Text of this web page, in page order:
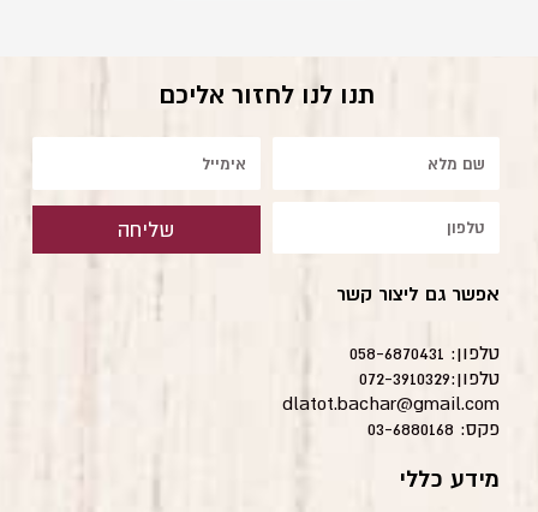
תנו לנו לחזור אליכם
שליחה
אפשר גם ליצור קשר
טלפון: 058-6870431
טלפון:072-3910329
dlatot.bachar@gmail.com
פקס: 03-6880168
מידע כללי